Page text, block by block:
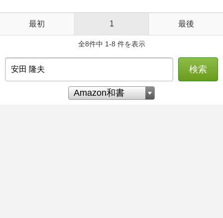
最初 1 最後
全8件中 1-8 件を表示
検索